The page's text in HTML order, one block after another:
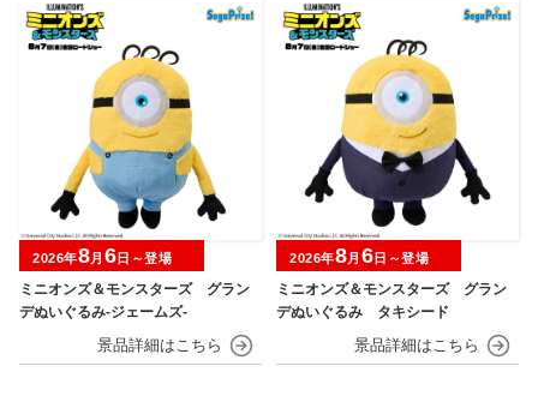
ミニオンズ＆モンスターズ グラン
デぬいぐるみ‐ジェームズ‐
2026年8月 6 日～登場
ミニオンズ＆モンスターズ グラン
デぬいぐるみ タキシード
2026年8月 6 日～登場